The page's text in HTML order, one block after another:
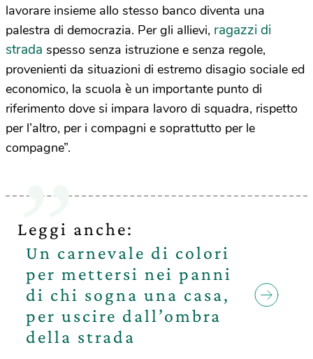
lavorare insieme allo stesso banco diventa una
palestra di democrazia. Per gli allievi, ragazzi di
strada spesso senza istruzione e senza regole,
provenienti da situazioni di estremo disagio sociale ed
economico, la scuola è un importante punto di
riferimento dove si impara lavoro di squadra, rispetto
per l’altro, per i compagni e soprattutto per le
compagne”.
Leggi anche:
Un carnevale di colori
per mettersi nei panni
di chi sogna una casa,
per uscire dall’ombra
della strada